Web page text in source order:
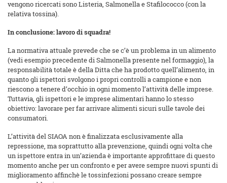
vengono ricercati sono Listeria, Salmonella e Stafilococco (con la
relativa tossina).
In conclusione: lavoro di squadra!
La normativa attuale prevede che se c’è un problema in un alimento
(vedi esempio precedente di Salmonella presente nel formaggio), la
responsabilità totale è della Ditta che ha prodotto quell’alimento, in
quanto gli ispettori svolgono i propri controlli a campione e non
riescono a tenere d’occhio in ogni momento l’attività delle imprese.
Tuttavia, gli ispettori e le imprese alimentari hanno lo stesso
obiettivo: lavorare per far arrivare alimenti sicuri sulle tavole dei
consumatori.
L’attività del SIAOA non è finalizzata esclusivamente alla
repressione, ma soprattutto alla prevenzione, quindi ogni volta che
un ispettore entra in un’azienda è importante approfittare di questo
momento anche per un confronto e per avere sempre nuovi spunti di
miglioramento affinchè le tossinfezioni possano creare sempre